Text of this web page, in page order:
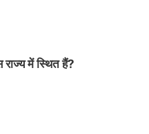
राज्य में स्थित हैं?